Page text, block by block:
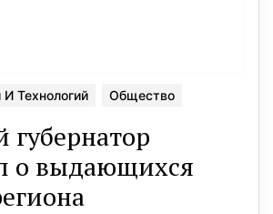
И Технологий Общество
губернатор
о выдающихся